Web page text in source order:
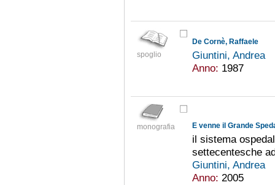
spoglio
De Cornè, Raffaele
Giuntini, Andrea
Anno: 1987
monografia E venne il Grande
il sistema
settecentesche
Giuntini, Andrea
Anno: 2005